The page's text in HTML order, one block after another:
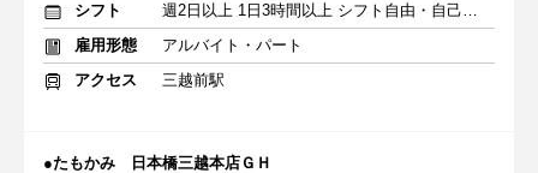
シフト
週2日以上 1日3時間以上 シフト自由・自己申告
雇用形態
アルバイト・パート
アクセス
三越前駅
●たもかみ 日本橋三越本店ＧＨ